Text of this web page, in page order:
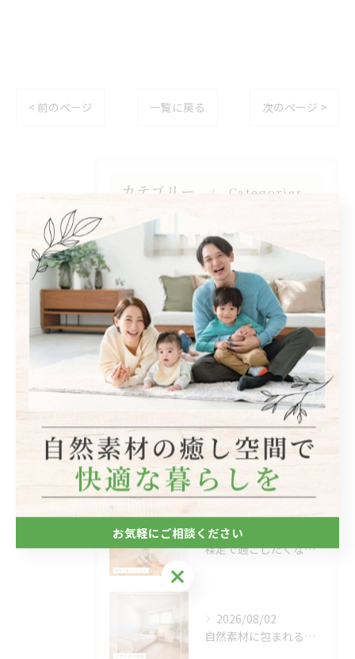
< 前のページ 一覧に戻る 次のページ >
カテゴリー Categories
全てのカテゴリー
自然素材
フローリング
断熱
キッチン
木造
最近の投稿
Recent
Posts
2026/08/06
裸足で過ごしたくなる、木のぬくもりを感じる床🌿
2026/08/02
自然素材に包まれる、心地よい寝室🌿
お気軽にご相談ください
お気軽にご相談ください